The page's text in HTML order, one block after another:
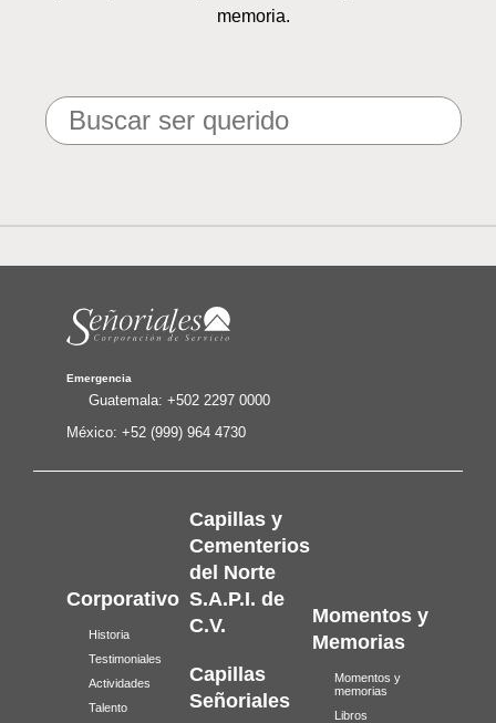
memoria.
Emergencia
Guatemala: +502 2297 0000
México: +52 (999) 964 4730
Corporativo
Historia
Testimoniales
Actividades
Talento
Capillas y
Cementerios
del Norte
S.A.P.I. de
C.V.
Capillas
Señoriales
Momentos y
Memorias
Momentos y
memorias
Libros